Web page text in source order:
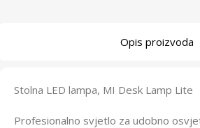
Opis proizvoda
Stolna LED lampa, MI Desk Lamp Lite
Profesionalno svjetlo za udobno